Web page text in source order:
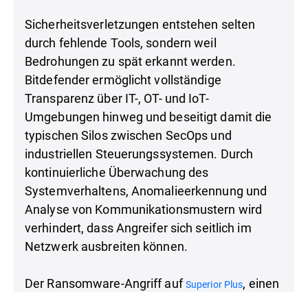
Sicherheitsverletzungen entstehen selten
durch fehlende Tools, sondern weil
Bedrohungen zu spät erkannt werden.
Bitdefender ermöglicht vollständige
Transparenz über IT-, OT- und IoT-
Umgebungen hinweg und beseitigt damit die
typischen Silos zwischen SecOps und
industriellen Steuerungssystemen. Durch
kontinuierliche Überwachung des
Systemverhaltens, Anomalieerkennung und
Analyse von Kommunikationsmustern wird
verhindert, dass Angreifer sich seitlich im
Netzwerk ausbreiten können.
Der Ransomware-Angriff aufSuperior Plus, einen